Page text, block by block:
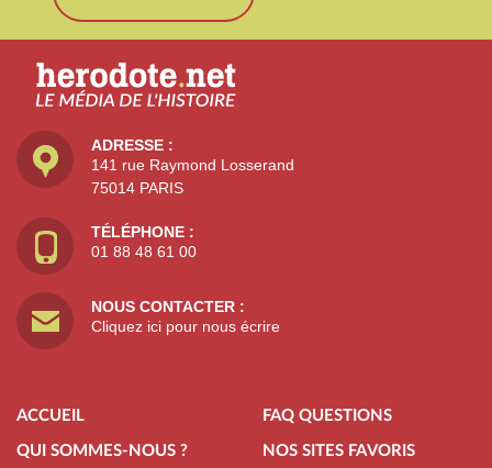
ADRESSE :
141 rue Raymond Losserand
75014 PARIS
TÉLÉPHONE :
01 88 48 61 00
NOUS CONTACTER :
Cliquez ici pour nous écrire
ACCUEIL
QUI SOMMES-NOUS ?
FAQ QUESTIONS
NOS SITES FAVORIS